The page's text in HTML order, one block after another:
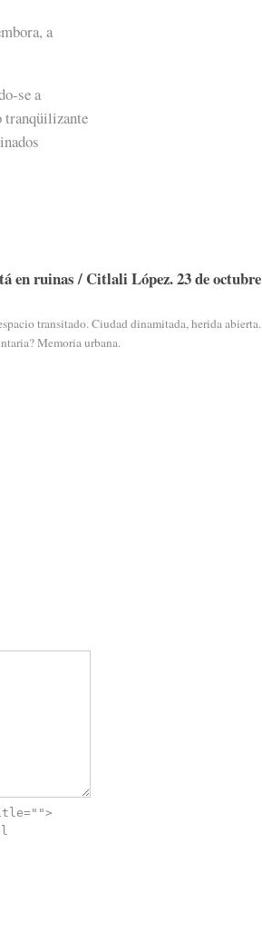
a
se a
tranqüilizante
en ruinas / Citlali López. 23 de octubre
transitado. Ciudad dinamitada, herida abierta.
Memoria urbana.